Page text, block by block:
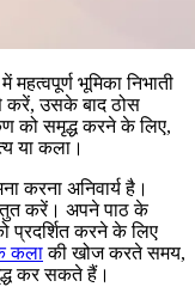
भूमिका निभाती
उसके बाद ठोस
को समृद्ध करने के लिए,
या कला।
करना अनिवार्य है।
करें। अपने पाठ के
प्रदर्शित करने के लिए
कलाकी खोज करते समय,
कर सकते हैं।